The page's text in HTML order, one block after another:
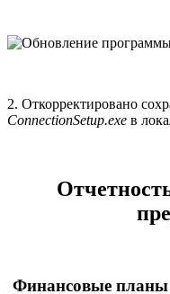
2. Откорректировано
ConnectionSetup.exe в
Финансовые планы